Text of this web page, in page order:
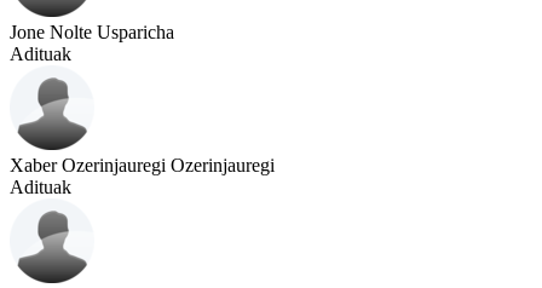
Jone Nolte Usparicha
Adituak
Xaber Ozerinjauregi Ozerinjauregi
Adituak